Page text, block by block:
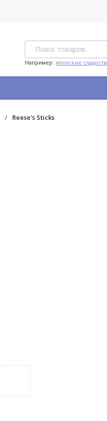
Например: японские сладости
/ Reese's Sticks